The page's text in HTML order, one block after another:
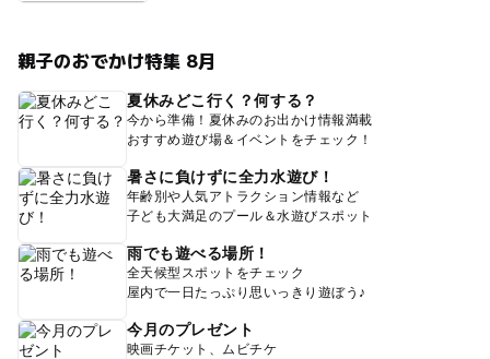
親子のおでかけ特集 8月
夏休みどこ行く？何する？
今から準備！夏休みのお出かけ情報満載
おすすめ遊び場＆イベントをチェック！
暑さに負けずに全力水遊び！
年齢別や人気アトラクション情報など
子ども大満足のプール＆水遊びスポット
雨でも遊べる場所！
全天候型スポットをチェック
屋内で一日たっぷり思いっきり遊ぼう♪
今月のプレゼント
映画チケット、ムビチケ